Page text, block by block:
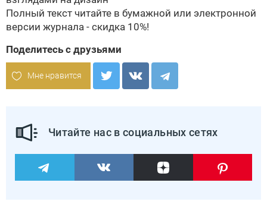
Полный текст читайте в бумажной или электронной
версии журнала - скидка 10%!
Поделитесь с друзьями
Мне нравится
Читайте нас в социальных сетях